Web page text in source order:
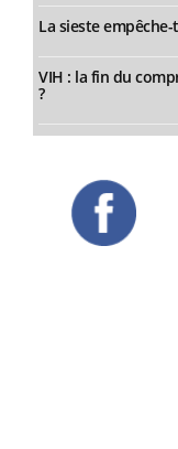
La sieste
VIH : la fin du
?